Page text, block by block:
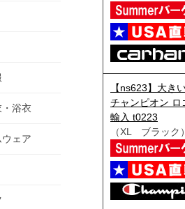
浴衣
ウェア
【ns623】大き
チャンピオン ロ
輸入 t0223
（XL ブラック